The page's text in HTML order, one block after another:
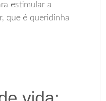
estimular a
que é queridinha